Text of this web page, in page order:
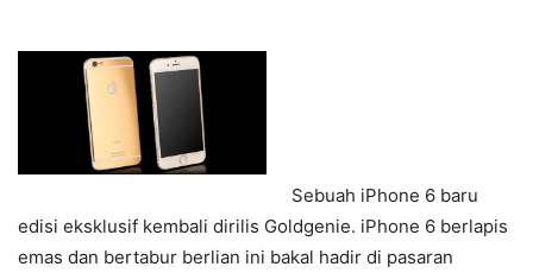
Sebuah iPhone 6 baru
edisi eksklusif kembali dirilis Goldgenie. iPhone 6 berlapis
emas dan bertabur berlian ini bakal hadir di pasaran